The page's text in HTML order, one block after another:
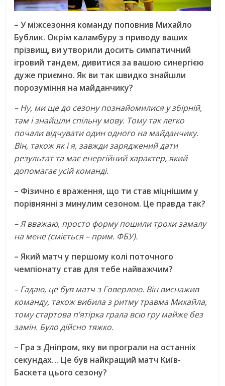
– У міжсезоння команду поповнив Михайло
Бублик. Окрім каламбуру з приводу ваших
прізвищ, ви утворили досить симпатичний
ігровий тандем, дивитися за вашою синергією
дуже приємно. Як ви так швидко знайшли
порозуміння на майданчику?
– Ну, ми ще до сезону познайомилися у збірній,
там і знайшли спільну мову. Тому так легко
почали відчувати один одного на майданчику.
Він, також як і я, завжди заряджений дати
результат та має енергійний характер, який
допомагає усій команді.
– Фізично є враження, що ти став міцнішим у
порівнянні з минулим сезоном. Це правда так?
– Я вважаю, просто форму пошили трохи замалу
на мене (сміється – прим. ФБУ).
– Який матч у першому колі поточного
чемпіонату став для тебе найважчим?
– Гадаю, це був матч з Говерлою. Він виснажив
команду, також вибила з ритму травма Михайла,
тому стартова пʼятірка грала всю гру майже без
замін. Було дійсно тяжко.
– Гра з Дніпром, яку ви програли на останніх
секундах… Це був найкращий матч Київ-
Баскета цього сезону?